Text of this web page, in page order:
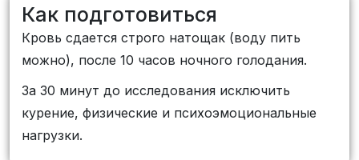
Как подготовиться
Кровь сдается строго натощак (воду пить
можно), после 10 часов ночного голодания.
За 30 минут до исследования исключить
курение, физические и психоэмоциональные
нагрузки.